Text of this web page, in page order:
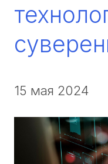
15 мая 2024